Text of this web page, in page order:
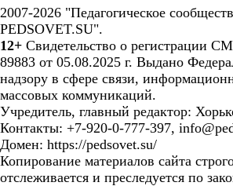
2007-2026 "Педагогическое
PEDSOVET.SU".
12+ Свидетельство о
89883 от 05.08.2025 г. Выдано
надзору в сфере связи,
массовых коммуникаций.
Учредитель, главный редактор:
Контакты: +7-920-0-777-397,
Домен: https://pedsovet.su/
Копирование материалов сайта
отслеживается и преследуется по